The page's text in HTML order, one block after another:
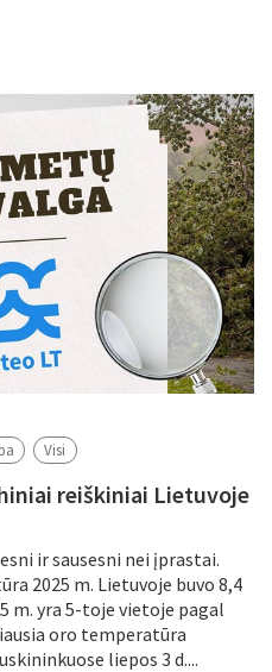
Visi
reiškiniai Lietuvoje
ir sausesni nei įprastai.
2025 m. Lietuvoje buvo 8,4
m. yra 5-toje vietoje pagal
oro temperatūra
liepos 3 d....